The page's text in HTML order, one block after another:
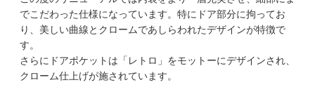
でこだわった仕様になっています。特にドア部分に拘ってお
り、美しい曲線とクロームであしらわれたデザインが特徴で
す。
さらにドアポケットは「レトロ」をモットーにデザインされ、
クローム仕上げが施されています。